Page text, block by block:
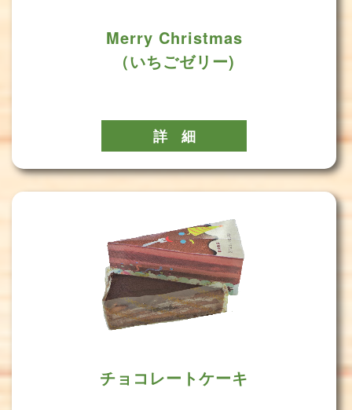
Merry Christmas
（いちごゼリー)
詳 細
チョコレートケーキ